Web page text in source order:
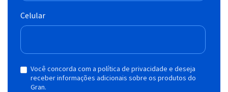
Celular
Você concorda com a política de privacidade e deseja
receber informações adicionais sobre os produtos do
Gran.